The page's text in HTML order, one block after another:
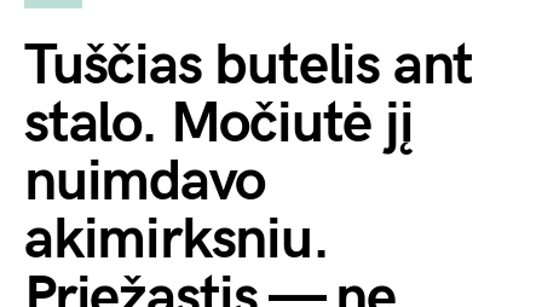
Tuščias butelis ant
stalo. Močiutė jį
nuimdavo
akimirksniu.